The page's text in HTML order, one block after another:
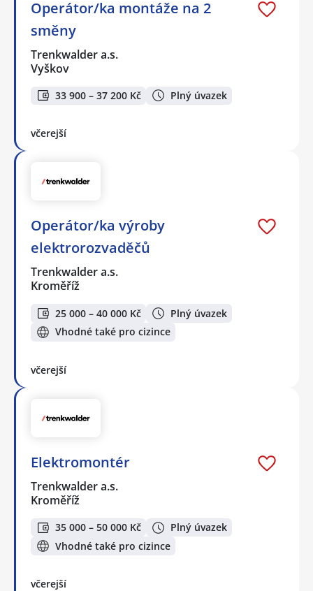
Operátor/ka montáže na 2
směny
Trenkwalder a.s.
Vyškov
33 900 – 37 200 Kč Plný úvazek
včerejší
Operátor/ka výroby
elektrorozvaděčů
Trenkwalder a.s.
Kroměříž
25 000 – 40 000 Kč
Plný úvazek
Vhodné také pro cizince
včerejší
Elektromontér
Trenkwalder a.s.
Kroměříž
35 000 – 50 000 Kč
Plný úvazek
Vhodné také pro cizince
včerejší